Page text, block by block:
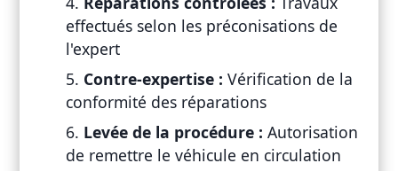
effectués selon les préconisations de
l'expert
Contre-expertise : Vérification de la
conformité des réparations
Levée de la procédure : Autorisation
de remettre le véhicule en circulation